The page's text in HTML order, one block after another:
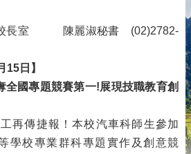
校長室 陳麗淑秘書 (02)2782-
15日】
全國專題競賽第一!展現技職教育創
再傳捷報！本校汽車科師生參加
學校專業群科專題實作及創意競